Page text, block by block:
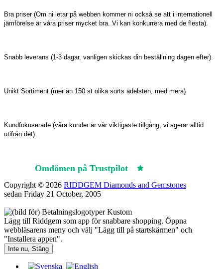
Bra priser (Om ni letar på webben kommer ni också se att i internationell
jämförelse är våra priser mycket bra. Vi kan konkurrera med de flesta).
Snabb leverans (1-3 dagar, vanligen skickas din beställning dagen efter).
Unikt Sortiment (mer än 150 st olika sorts ädelsten, med mera)
Kundfokuserade (våra kunder är vår viktigaste tillgång, vi agerar alltid
utifrån det).
Omdömen på Trustpilot
Copyright © 2026 RIDDGEM Diamonds and Gemstones
sedan Friday 21 October, 2005
Lägg till Riddgem som app för snabbare shopping. Öppna
webbläsarens meny och välj "Lägg till på startskärmen" och
"Installera appen".
Inte nu, Stäng